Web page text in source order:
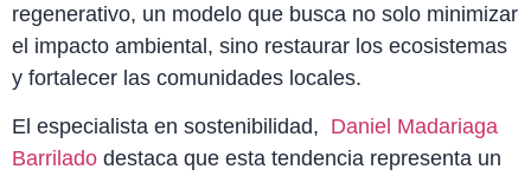
regenerativo, un modelo que busca no solo minimizar
el impacto ambiental, sino restaurar los ecosistemas
y fortalecer las comunidades locales.
El especialista en sostenibilidad, Daniel Madariaga
Barrilado destaca que esta tendencia representa un